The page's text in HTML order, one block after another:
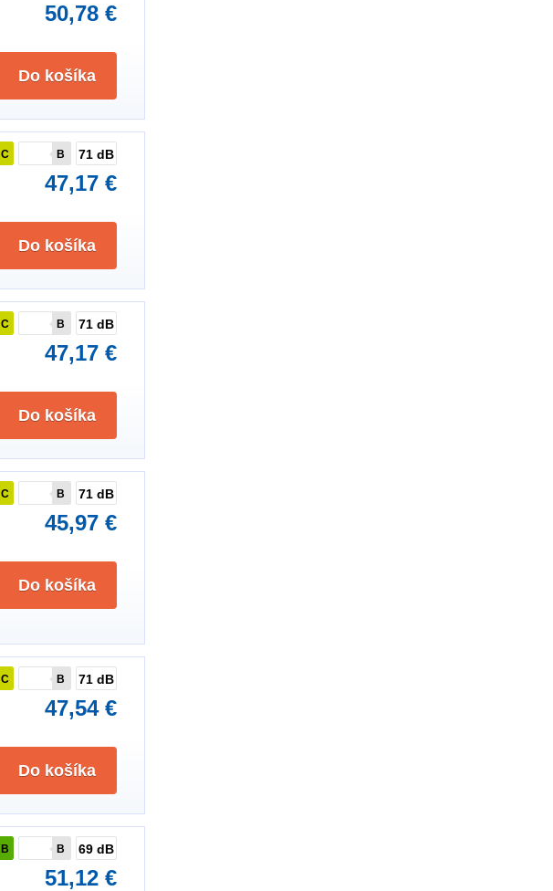
50,78 €
Do košíka
C B 71 dB
47,17 €
Do košíka
C B 71 dB
47,17 €
Do košíka
C B 71 dB
45,97 €
Do košíka
C B 71 dB
47,54 €
Do košíka
B B 69 dB
51,12 €